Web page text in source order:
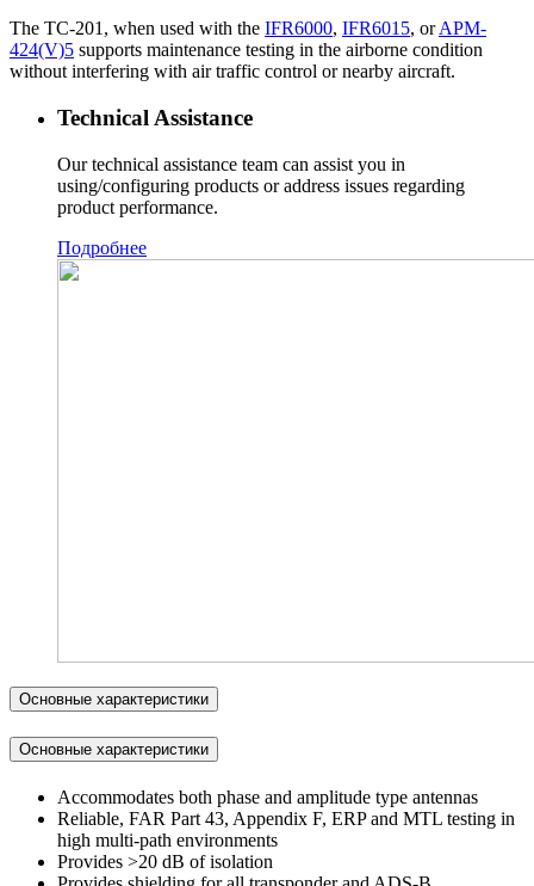
The TC-201, when used with the IFR6000, IFR6015, orAPM-
424(V)5 supports maintenance testing in the airborne condition
without interfering with air traffic control or nearby aircraft.
Technical Assistance
Our technical assistance team can assist you in
using/configuring products or address issues regarding
product performance.
Подробнее
Основные характеристики
Основные характеристики
Accommodates both phase and amplitude type antennas
Reliable, FAR Part 43, Appendix F, ERP and MTL testing in
high multi-path environments
Provides >20 dB of isolation